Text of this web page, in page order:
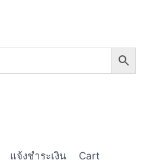
แจ้งชำระเงิน Cart